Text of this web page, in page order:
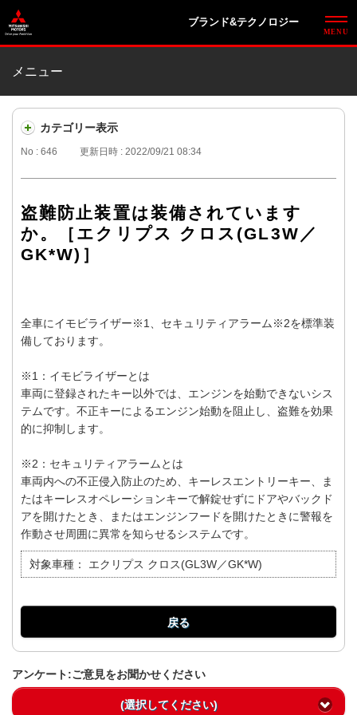
ブランド&テクノロジー
メニュー
カテゴリー表示
No : 646 更新日時 : 2022/09/21 08:34
盗難防止装置は装備されています
か。［エクリプス クロス(GL3W／
GK*W)］
全車にイモビライザー※1、セキュリティアラーム※2を標準装
備しております。
※1：イモビライザーとは
車両に登録されたキー以外では、エンジンを始動できないシス
テムです。不正キーによるエンジン始動を阻止し、盗難を効果
的に抑制します。
※2：セキュリティアラームとは
車両内への不正侵入防止のため、キーレスエントリーキー、ま
たはキーレスオペレーションキーで解錠せずにドアやバックド
アを開けたとき、またはエンジンフードを開けたときに警報を
作動させ周囲に異常を知らせるシステムです。
対象車種： エクリプス クロス(GL3W／GK*W)
戻る
アンケート:ご意見をお聞かせください
(選択してください)